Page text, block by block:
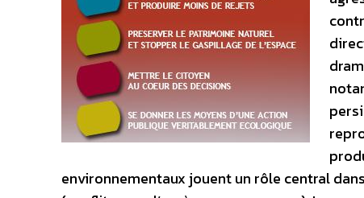
environnementaux jouent un rôle central